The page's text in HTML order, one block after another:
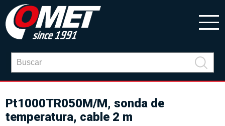
Pt1000TR050M/M, sonda de
temperatura, cable 2 m